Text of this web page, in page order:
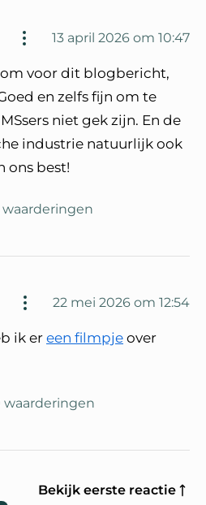
13 april 2026 om 10:47
voor dit blogbericht,
en zelfs fijn om te
niet gek zijn. En de
industrie natuurlijk ook
ons best!
reactie
waarderingen
22 mei 2026 om 12:54
ik er een filmpje over
reactie
waarderingen
Bekijk eerste reactie